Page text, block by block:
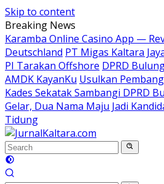
Skip to content
Breaking News
Karamba Online Casino App —
Deutschland PT Migas Kaltara
PI Tarakan Offshore DPRD
AMDK KayanKu Usulkan
Kades Sekatak Sambangi DPRD
Gelar, Dua Nama Maju Jadi
Tidung